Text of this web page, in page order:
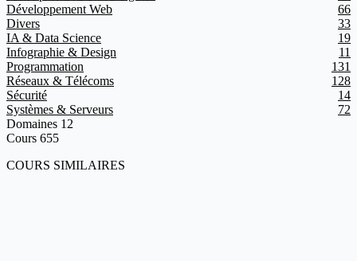
Développement Web
66
Divers
33
IA & Data Science
19
Infographie & Design
11
Programmation
131
Réseaux & Télécoms
128
Sécurité
14
Systèmes & Serveurs
72
Domaines 12
Cours 655
COURS SIMILAIRES